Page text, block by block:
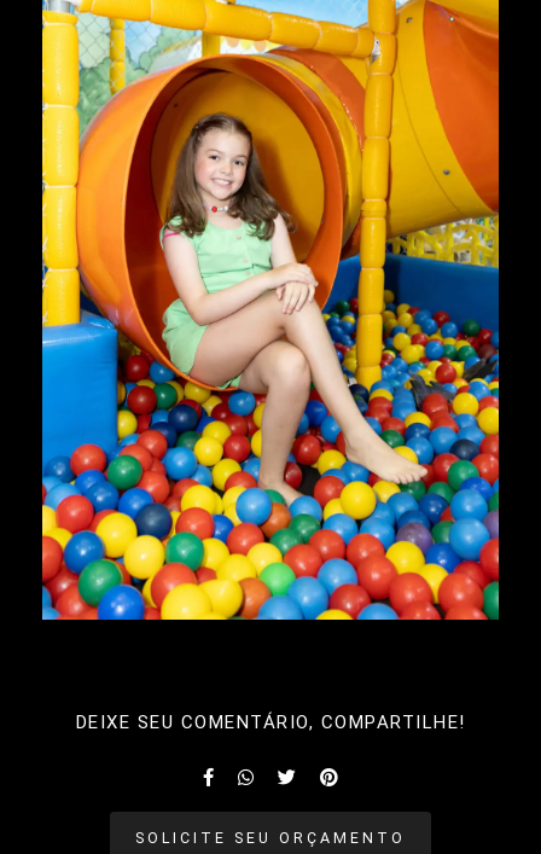
DEIXE SEU COMENTÁRIO, COMPARTILHE!
SOLICITE SEU ORÇAMENTO